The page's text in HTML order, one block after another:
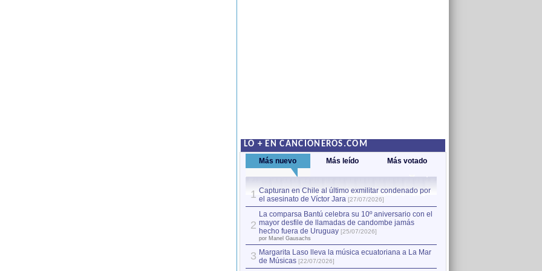
LO + EN CANCIONEROS.COM
Más nuevo Más leído Más votado
1 Capturan en Chile al último exmilitar condenado por
el asesinato de Víctor Jara [27/07/2026]
2
La comparsa Bantú celebra su 10º aniversario con el
mayor desfile de llamadas de candombe jamás
hecho fuera de Uruguay [25/07/2026]
por Manel Gausachs
3 Margarita Laso lleva la música ecuatoriana a La Mar
de Músicas [22/07/2026]